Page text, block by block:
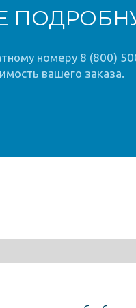
номеру 8 (800)
вашего заказа.